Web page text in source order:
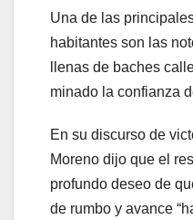
Una de las
habitantes son las
llenas de baches
minado la confianza
En su discurso de
Moreno dijo que el
profundo deseo de
de rumbo y avance